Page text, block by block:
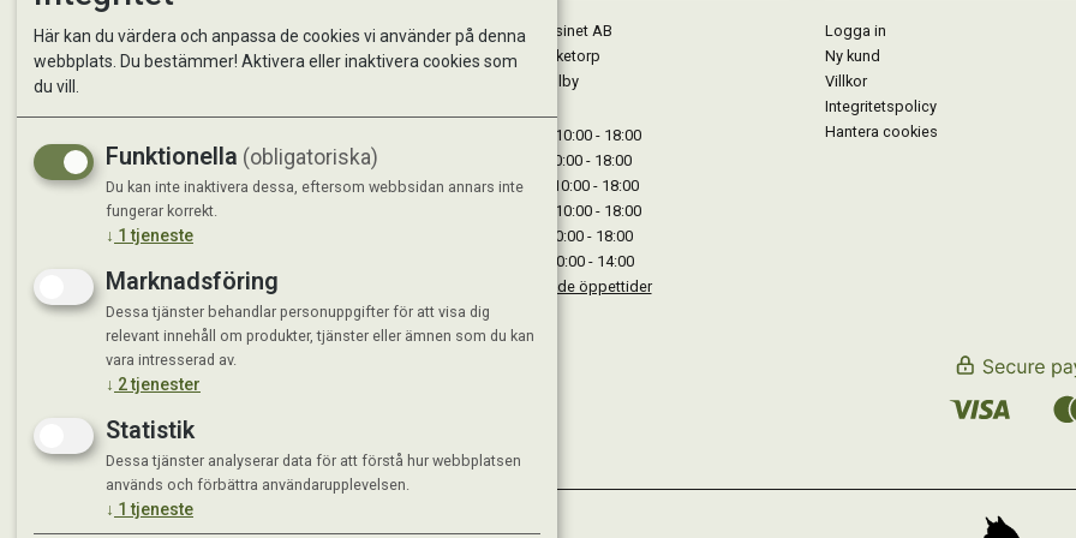
Kontakta oss
Om oss
StallMagasinet AB
Västra Lärketorp
59595 Mjölby
Måndag : 10:00 - 18:00
Tisdag : 10:00 - 18:00
Onsdag : 10:00 - 18:00
Torsdag : 10:00 - 18:00
Fredag : 10:00 - 18:00
Lördag : 10:00 - 14:00
Se avvikande öppettider
Logga in
Ny kund
Villkor
Integritetspolicy
Hantera cookies
Här kan du värdera och anpassa de cookies vi använder på denna
webbplats. Du bestämmer! Aktivera eller inaktivera cookies som
du vill.
Funktionella (obligatoriska)
Du kan inte inaktivera dessa, eftersom webbsidan annars inte
fungerar korrekt.
↓ 1 tjeneste
Marknadsföring
Dessa tjänster behandlar personuppgifter för att visa dig
relevant innehåll om produkter, tjänster eller ämnen som du kan
vara intresserad av.
↓ 2tjenester
Statistik
Dessa tjänster analyserar data för att förstå hur webbplatsen
används och förbättra användarupplevelsen.
↓ 1 tjeneste